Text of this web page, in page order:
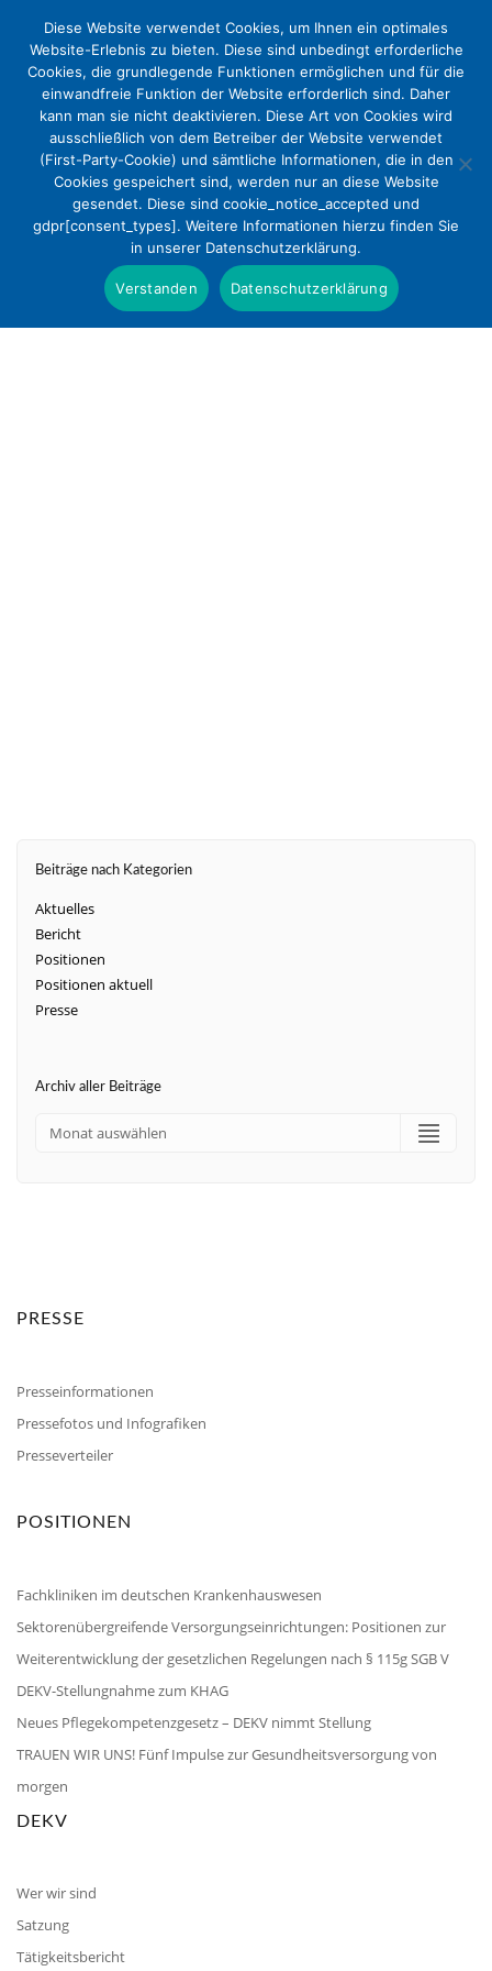
Personalkostenauskopplung:
Pflegepersonal-Stärkungs-Gesetz
Positionen
Beiträge nach Kategorien
Aktuelles
Bericht
Positionen
Positionen aktuell
Presse
Archiv aller Beiträge
PRESSE
Presseinformationen
Pressefotos und Infografiken
Presseverteiler
POSITIONEN
Fachkliniken im deutschen Krankenhauswesen
Sektorenübergreifende Versorgungseinrichtungen: Positionen zur
Weiterentwicklung der gesetzlichen Regelungen nach § 115g SGB V
DEKV-Stellungnahme zum KHAG
Neues Pflegekompetenzgesetz – DEKV nimmt Stellung
TRAUEN WIR UNS! Fünf Impulse zur Gesundheitsversorgung von
morgen
DEKV
Wer wir sind
Satzung
Tätigkeitsbericht
Diese Website verwendet Cookies, um Ihnen ein optimales
Website-Erlebnis zu bieten. Diese sind unbedingt erforderliche
Cookies, die grundlegende Funktionen ermöglichen und für die
einwandfreie Funktion der Website erforderlich sind. Daher
kann man sie nicht deaktivieren. Diese Art von Cookies wird
ausschließlich von dem Betreiber der Website verwendet
(First-Party-Cookie) und sämtliche Informationen, die in den
Cookies gespeichert sind, werden nur an diese Website
gesendet. Diese sind cookie_notice_accepted und
gdpr[consent_types]. Weitere Informationen hierzu finden Sie
in unserer Datenschutzerklärung.
Verstanden Datenschutzerklärung